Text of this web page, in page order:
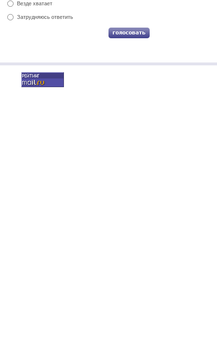
Везде хватает
Затрудняюсь ответить